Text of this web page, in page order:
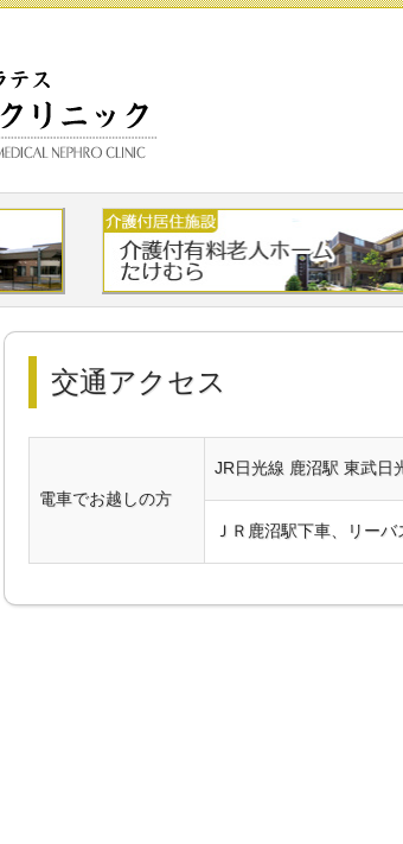
交通アクセス
電車でお越しの方
JR日光線 鹿沼駅 東武日
ＪＲ鹿沼駅下車、リー